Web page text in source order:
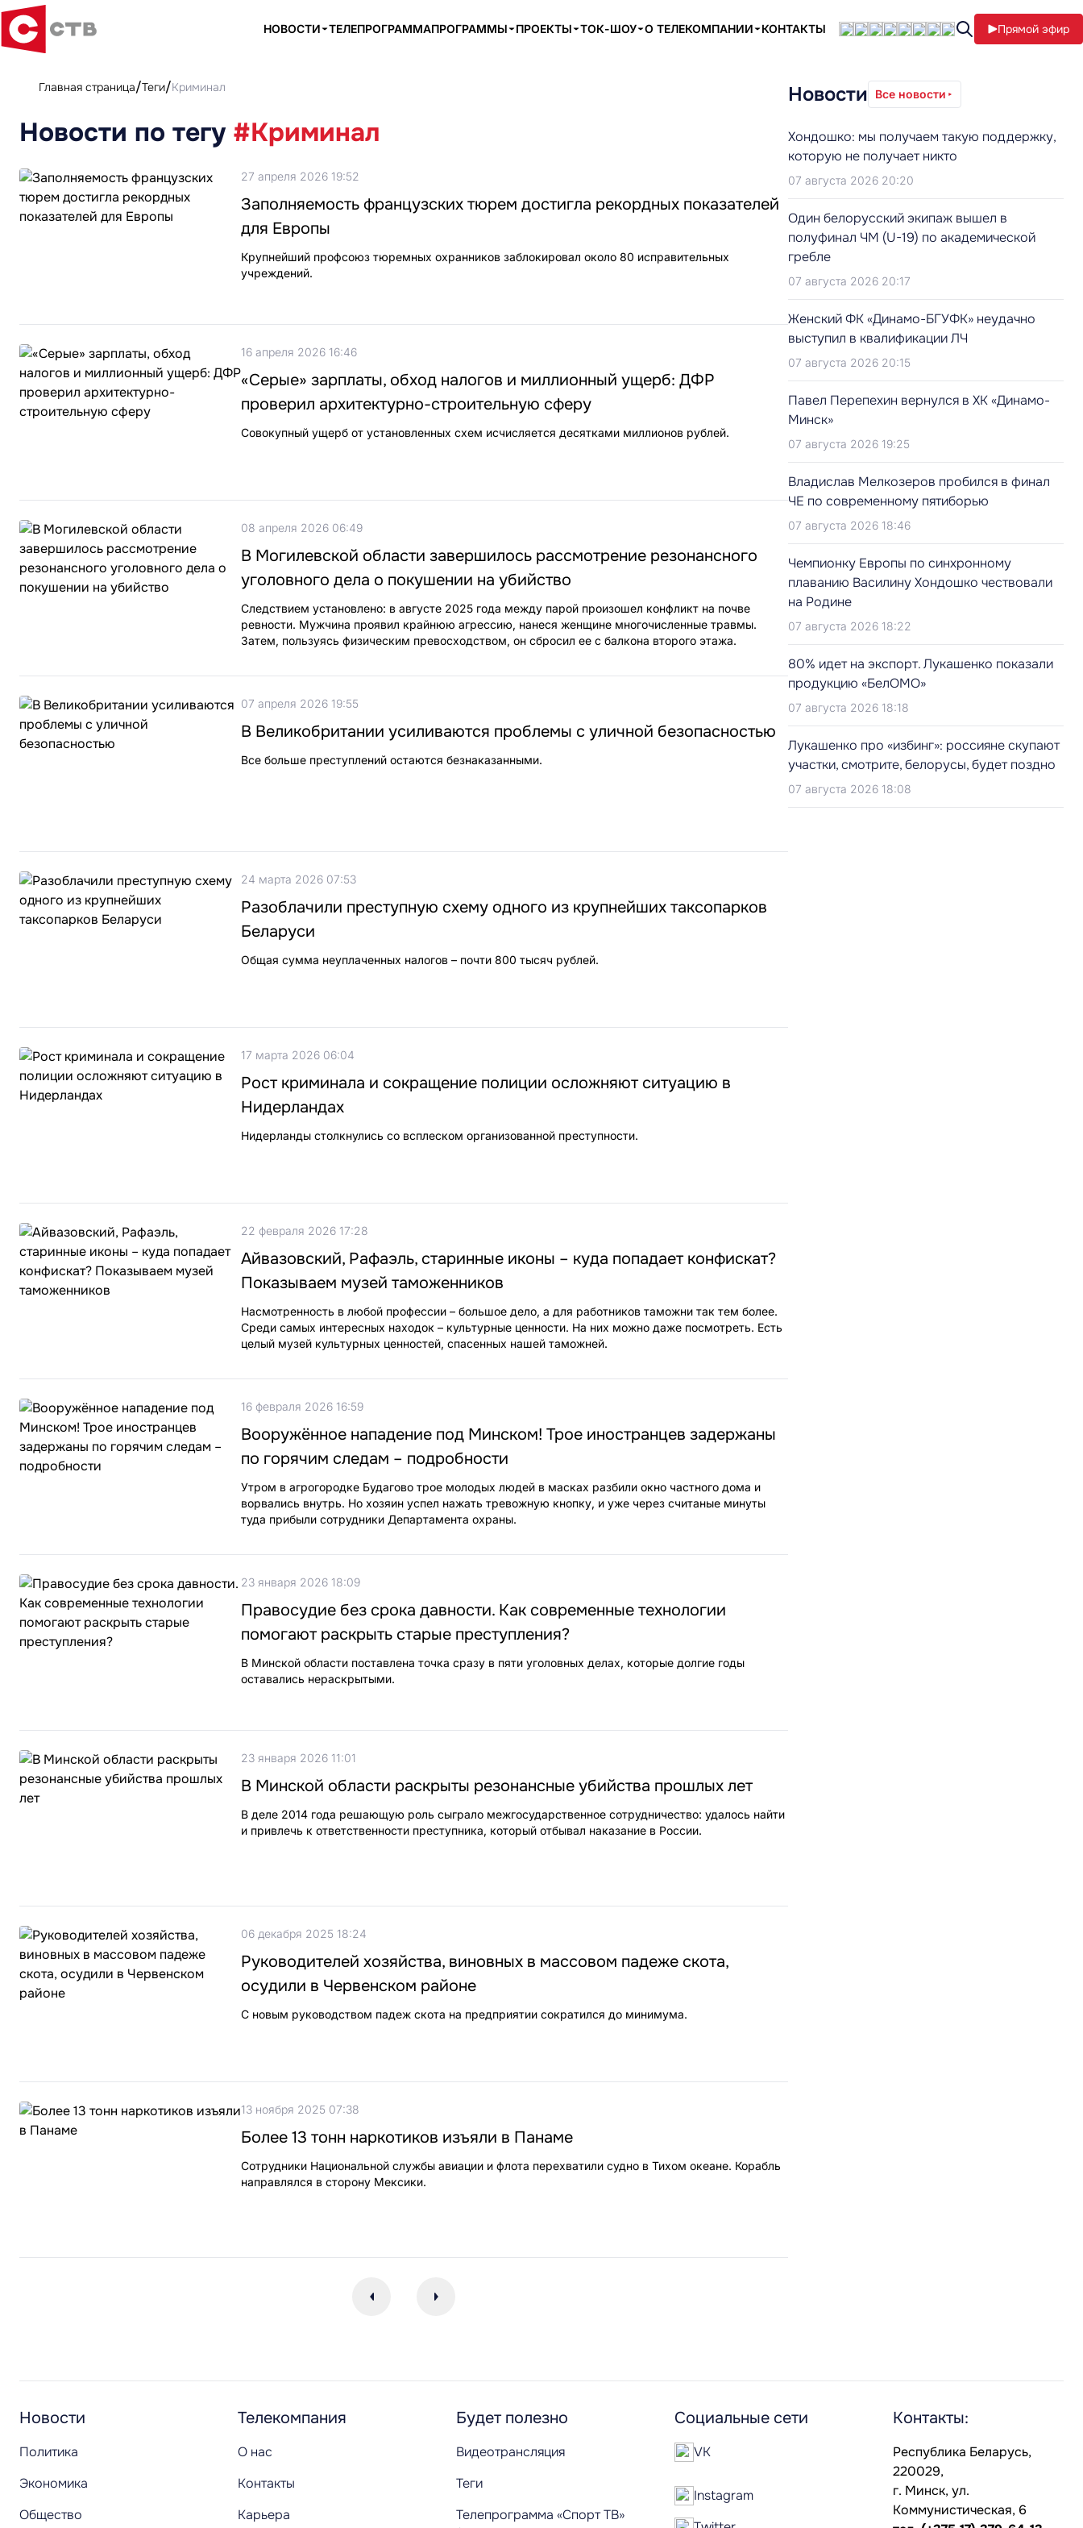
НОВОСТИ ТЕЛЕПРОГРАММАПРОГРАММЫ ПРОЕКТЫ ТОК-ШОУ О ТЕЛЕКОМПАНИИ КОНТАКТЫ Прямой эфир
Главная страница Теги Криминал
Новости по тегу #Криминал
27 апреля 2026 19:52
Заполняемость французских тюрем достигла рекордных показателей
для Европы
Крупнейший профсоюз тюремных охранников заблокировал около 80 исправительных
учреждений.
16 апреля 2026 16:46
«Серые» зарплаты, обход налогов и миллионный ущерб: ДФР
проверил архитектурно-строительную сферу
Совокупный ущерб от установленных схем исчисляется десятками миллионов рублей.
08 апреля 2026 06:49
В Могилевской области завершилось рассмотрение резонансного
уголовного дела о покушении на убийство
Следствием установлено: в августе 2025 года между парой произошел конфликт на почве
ревности. Мужчина проявил крайнюю агрессию, нанеся женщине многочисленные травмы.
Затем, пользуясь физическим превосходством, он сбросил ее с балкона второго этажа.
07 апреля 2026 19:55
В Великобритании усиливаются проблемы с уличной безопасностью
Все больше преступлений остаются безнаказанными.
24 марта 2026 07:53
Разоблачили преступную схему одного из крупнейших таксопарков
Беларуси
Общая сумма неуплаченных налогов – почти 800 тысяч рублей.
17 марта 2026 06:04
Рост криминала и сокращение полиции осложняют ситуацию в
Нидерландах
Нидерланды столкнулись со всплеском организованной преступности.
22 февраля 2026 17:28
Айвазовский, Рафаэль, старинные иконы – куда попадает конфискат?
Показываем музей таможенников
Насмотренность в любой профессии – большое дело, а для работников таможни так тем более.
Среди самых интересных находок – культурные ценности. На них можно даже посмотреть. Есть
целый музей культурных ценностей, спасенных нашей таможней.
16 февраля 2026 16:59
Вооружённое нападение под Минском! Трое иностранцев задержаны
по горячим следам – подробности
Утром в агрогородке Будагово трое молодых людей в масках разбили окно частного дома и
ворвались внутрь. Но хозяин успел нажать тревожную кнопку, и уже через считаные минуты
туда прибыли сотрудники Департамента охраны.
23 января 2026 18:09
Правосудие без срока давности. Как современные технологии
помогают раскрыть старые преступления?
В Минской области поставлена точка сразу в пяти уголовных делах, которые долгие годы
оставались нераскрытыми.
23 января 2026 11:01
В Минской области раскрыты резонансные убийства прошлых лет
В деле 2014 года решающую роль сыграло межгосударственное сотрудничество: удалось найти
и привлечь к ответственности преступника, который отбывал наказание в России.
06 декабря 2025 18:24
Руководителей хозяйства, виновных в массовом падеже скота,
осудили в Червенском районе
С новым руководством падеж скота на предприятии сократился до минимума.
13 ноября 2025 07:38
Более 13 тонн наркотиков изъяли в Панаме
Сотрудники Национальной службы авиации и флота перехватили судно в Тихом океане. Корабль
направлялся в сторону Мексики.
Новости Все новости
Хондошко: мы получаем такую поддержку,
которую не получает никто
07 августа 2026 20:20
Один белорусский экипаж вышел в
полуфинал ЧМ (U-19) по академической
гребле
07 августа 2026 20:17
Женский ФК «Динамо-БГУФК» неудачно
выступил в квалификации ЛЧ
07 августа 2026 20:15
Павел Перепехин вернулся в ХК «Динамо-
Минск»
07 августа 2026 19:25
Владислав Мелкозеров пробился в финал
ЧЕ по современному пятиборью
07 августа 2026 18:46
Чемпионку Европы по синхронному
плаванию Василину Хондошко чествовали
на Родине
07 августа 2026 18:22
80% идет на экспорт. Лукашенко показали
продукцию «БелОМО»
07 августа 2026 18:18
Лукашенко про «избинг»: россияне скупают
участки, смотрите, белорусы, будет поздно
07 августа 2026 18:08
Новости
Политика
Экономика
Общество
Телекомпания
О нас
Контакты
Карьера
Будет полезно
Видеотрансляция
Теги
Телепрограмма «Спорт ТВ»
Социальные сети
VK
Instagram
Контакты:
Республика Беларусь,
220029,
г. Минск, ул.
Коммунистическая, 6